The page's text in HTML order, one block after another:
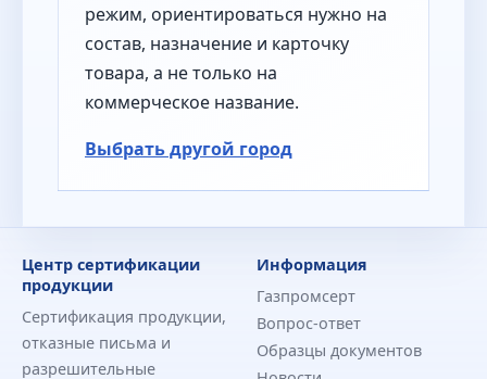
режим, ориентироваться нужно на
состав, назначение и карточку
товара, а не только на
коммерческое название.
Выбрать другой город
Центр сертификации
продукции
Сертификация продукции,
отказные письма и
разрешительные
Информация
Газпромсерт
Вопрос-ответ
Образцы документов